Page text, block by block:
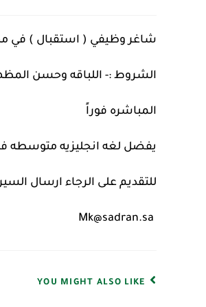
شاغر وظيفي ( استقبال ) في
الشروط :- اللباقه وحسن
المباشره فوراً
يفضل لغه انجليزيه متوسطه
للتقديم على الرجاء ارسال
YOU MIGHT ALSO LIKE